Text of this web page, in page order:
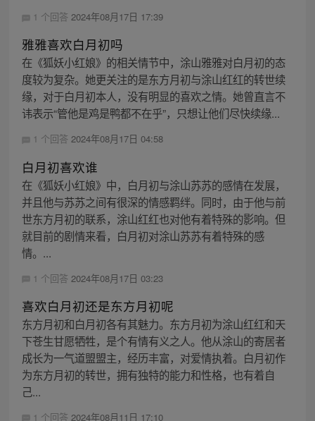
1 个回答 2024年08月17日 17:39
雅雅喜欢白月初吗
在《狐妖小红娘》的相关情节中，涂山雅雅对白月初的态
度较为复杂。她更关注的是东方月初与涂山红红的转世续
缘，对于白月初本人，没有明显的喜欢之情。她曾直言不
讳表示“管他是鸡是鸭都不在乎”，只想让他们尽快续缘...
1 个回答 2024年08月17日 04:58
白月初喜欢谁
在《狐妖小红娘》中，白月初与涂山苏苏的感情在发展，
并且他与苏苏之间有很深的情感羁绊。同时，由于他与前
世东方月初的联系，涂山红红也对他有着特殊的影响。但
就目前的剧情来看，白月初对涂山苏苏有着特殊的感
情。...
1 个回答 2024年08月17日 03:23
喜欢白月初还是东方月初呢
东方月初和白月初各有其魅力。东方月初为涂山红红和天
下苍生甘愿牺牲，是个有情有义之人。他从涂山的寄居者
成长为一气道盟盟主，经历丰富，对爱情执着。白月初作
为东方月初的转世，拥有独特的能力和性格，也有着自
己...
1 个回答 2024年08月11日 17:10